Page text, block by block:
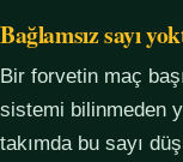
Bağlamsız sayı
Bir forvetin maç
sistemi bilinmeden
takımda bu sayı